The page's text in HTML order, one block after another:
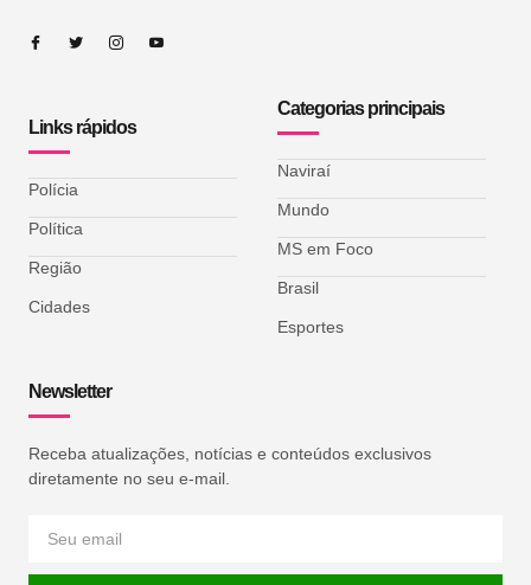
Links rápidos
Polícia
Política
Região
Cidades
Categorias principais
Naviraí
Mundo
MS em Foco
Brasil
Esportes
Newsletter
Receba atualizações, notícias e conteúdos exclusivos
diretamente no seu e-mail.